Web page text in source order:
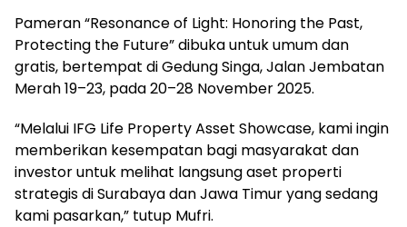
Pameran “Resonance of Light: Honoring the Past,
Protecting the Future” dibuka untuk umum dan
gratis, bertempat di Gedung Singa, Jalan Jembatan
Merah 19–23, pada 20–28 November 2025.
“Melalui IFG Life Property Asset Showcase, kami ingin
memberikan kesempatan bagi masyarakat dan
investor untuk melihat langsung aset properti
strategis di Surabaya dan Jawa Timur yang sedang
kami pasarkan,” tutup Mufri.